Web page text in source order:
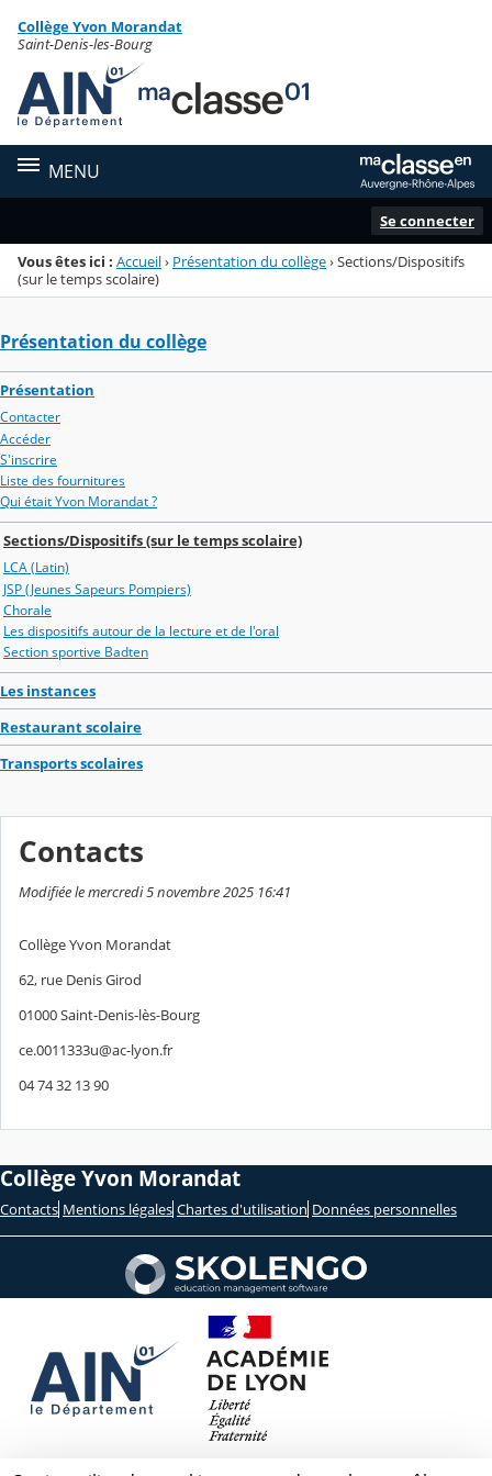
Menu de la rubrique
Contenu
Collège Yvon Morandat
Saint-Denis-les-Bourg
MENU
Se connecter
Vous êtes ici : Accueil› Présentation du collège›Sections/Dispositifs
(sur le temps scolaire)
Présentation du collège
Présentation
Contacter
Accéder
S'inscrire
Liste des fournitures
Qui était Yvon Morandat ?
Sections/Dispositifs (sur le temps scolaire)
LCA (Latin)
JSP (Jeunes Sapeurs Pompiers)
Chorale
Les dispositifs autour de la lecture et de l'oral
Section sportive Badten
Les instances
Restaurant scolaire
Transports scolaires
Contacts
Modifiée le mercredi 5 novembre 2025 16:41
Collège Yvon Morandat
62, rue Denis Girod
01000 Saint-Denis-lès-Bourg
ce.0011333u@ac-lyon.fr
04 74 32 13 90
Collège Yvon Morandat
Contacts Mentions légales Chartes d'utilisation Données personnelles